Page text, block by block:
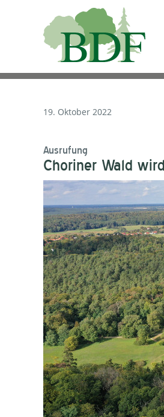
19. Oktober 2022
Ausrufung
Choriner Wald